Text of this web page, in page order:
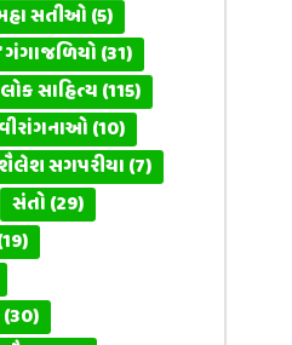
સતીઓ(5)
ગંગાજળિયો(31)
લોક સાહિત્ય(115)
વીરાંગનાઓ(10)
સગપરીયા(7)
સંતો(29)
(30)